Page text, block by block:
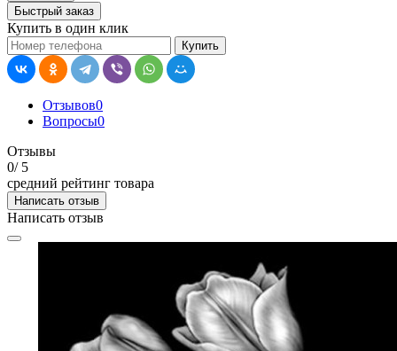
Быстрый заказ
Купить в один клик
Купить
Отзывов0
Вопросы0
Отзывы
0/ 5
средний рейтинг товара
Написать отзыв
Написать отзыв